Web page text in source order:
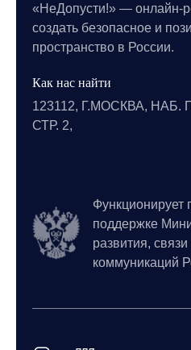
«НеДопусти!» — онлайн-
создать безопасное и
пространство в России.
Как нас найти
123112, Г.МОСКВА,
СТР. 2,
Функционирует
поддержке
развития,
коммуникаций